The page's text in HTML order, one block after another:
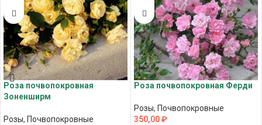
Роза почвопокровная
Зоненширм
Розы, Почвопокровные
Роза почвопокровная Ферди
Розы, Почвопокровные
350,00₽